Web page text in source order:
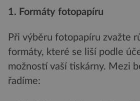
1. Formáty fotopapíru
Při výběru fotopapíru zvažte
formáty, které se liší podle
možností vaší tiskárny. Mezi
řadíme: